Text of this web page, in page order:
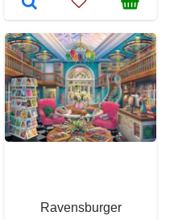
Ravensburger